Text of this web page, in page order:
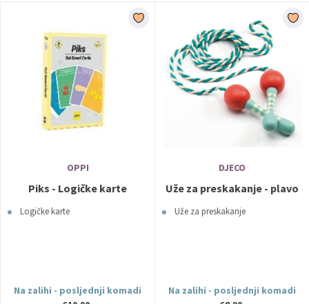
OPPI
Piks - Logičke karte
Logičke karte
Na zalihi - posljednji komadi
DJECO
Uže za preskakanje - plavo
Uže za preskakanje
Na zalihi - posljednji komadi